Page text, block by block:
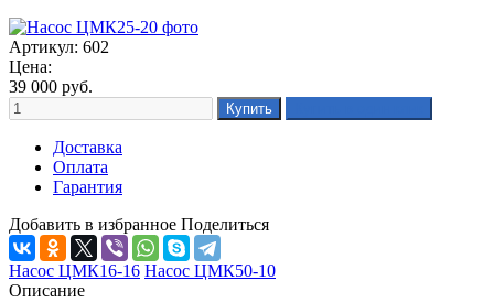
Артикул: 602
Цена:
39 000 руб.
Доставка
Оплата
Гарантия
Добавить в избранное Поделиться
Насос ЦМК16-16 Насос ЦМК50-10
Описание